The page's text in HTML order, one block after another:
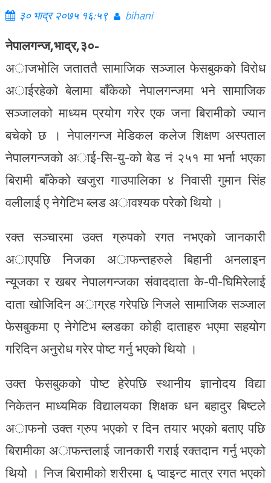
३० भाद्र २०७५ १६:५९ bihani
नेपालगन्ज,भाद्र,३०-
अाजभोलि जताततै सामाजिक सञ्जाल फेसबुकको विरोध
अाईरहेको बेलामा बाँकेको नेपालगन्जमा भने सामाजिक
सञ्जालको माध्यम प्रयोग गरेर एक जना बिरामीको ज्यान
बचेको छ । नेपालगन्ज मेडिकल कलेज शिक्षण अस्पताल
नेपालगन्जको अाई-सि-यु-को बेड नं २५१ मा भर्ना भएका
बिरामी बाँकेको खजुरा गाउपालिका ४ निवासी गुमान सिंह
वलीलाई ए नेगेटिभ ब्लड अावश्यक परेको थियो ।
रक्त सञ्चारमा उक्त ग्रुपको रगत नभएको जानकारी
अाएपछि निजका अाफन्तहरुले बिहानी अनलाइन
न्यूजका र खबर नेपालगन्जका संवाददाता के-पी-घिमिरेलाई
दाता खोजिदिन अाग्रह गरेपछि निजले सामाजिक सञ्जाल
फेसबुकमा ए नेगेटिभ ब्लडका कोही दाताहरु भएमा सहयोग
गरिदिन अनुरोध गरेर पोष्ट गर्नु भएको थियो ।
उक्त फेसबुकको पोष्ट हेरेपछि स्थानीय ज्ञानोदय विद्या
निकेतन माध्यमिक विद्यालयका शिक्षक धन बहादुर बिष्टले
अाफनो उक्त ग्रुप भएको र दिन तयार भएको बताए पछि
बिरामीका अाफन्तलाई जानकारी गराई रक्तदान गर्नु भएको
थियोे । निज बिरामीको शरीरमा ६ प्वाइन्ट मात्र रगत भएको